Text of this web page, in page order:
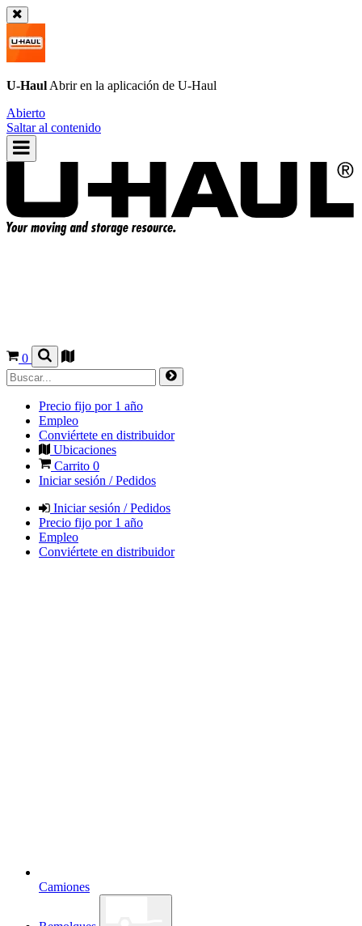
U-Haul Abrir en la aplicación de U-Haul
Abierto
Saltar al contenido
0
Precio fijo por 1 año
Empleo
Conviértete en distribuidor
Ubicaciones
Carrito 0
Iniciar sesión / Pedidos
Iniciar sesión / Pedidos
Precio fijo por 1 año
Empleo
Conviértete en distribuidor
Camiones